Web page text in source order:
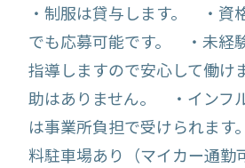
・制服は貸与します。 ・資
でも応募可能です。 ・未経
指導しますので安心して働
助はありません。 ・インフ
は事業所負担で受けられま
料駐車場あり（マイカー通